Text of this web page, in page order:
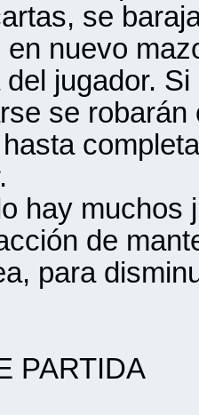
se
nuevo
del jugador.
se
hay muchos
de
para
PARTIDA